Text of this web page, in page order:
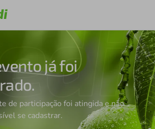
já foi
de participação foi atingida e não
se cadastrar.